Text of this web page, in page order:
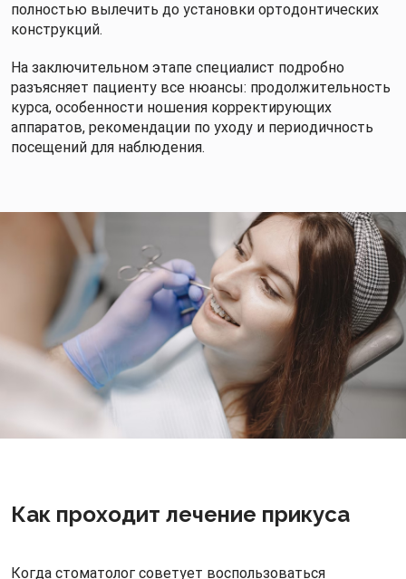
полностью вылечить до установки ортодонтических
конструкций.
На заключительном этапе специалист подробно
разъясняет пациенту все нюансы: продолжительность
курса, особенности ношения корректирующих
аппаратов, рекомендации по уходу и периодичность
посещений для наблюдения.
Как проходит лечение прикуса
Когда стоматолог советует воспользоваться